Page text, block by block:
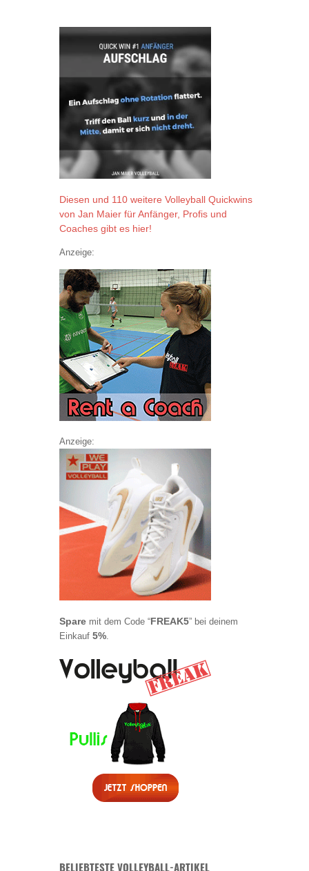
Diesen und 110 weitere Volleyball Quickwins
von Jan Maier für Anfänger, Profis und
Coaches gibt es hier!
Anzeige:
Anzeige:
Spare mit dem Code “FREAK5” bei deinem
Einkauf 5%.
BELIEBTESTE VOLLEYBALL-ARTIKEL